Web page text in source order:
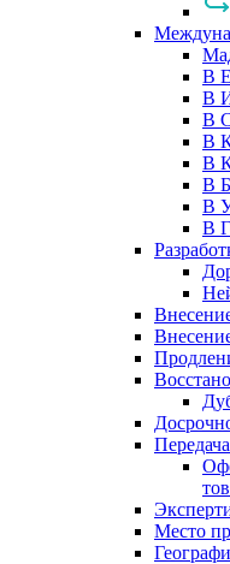
В
В
В
В
В
В
В
В
Место